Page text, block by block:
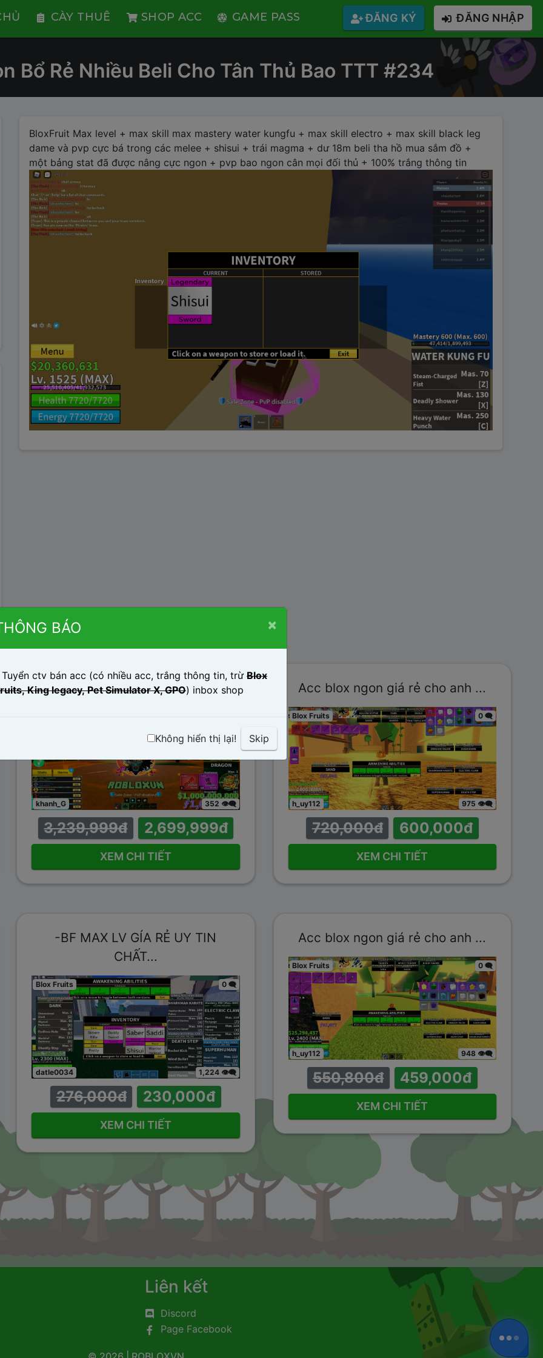
CÀY THUÊ SHOP ACC GAME PASS ĐĂNG KÝ ĐĂNG NHẬP
BÁO ×
ctv bán acc (có nhiều acc, trắng thông tin, trừ Blox
King legacy, Pet Simulator X, GPO) inbox shop
Không hiển thị lại! Skip
Bổ Rẻ Nhiều Beli Cho Tân Thủ Bao TTT #234
BloxFruit Max level + max skill max mastery water kungfu + max skill electro + max skill black leg
dame và pvp cực bá trong các melee + shisui + trái magma + dư 18m beli tha hồ mua sắm đồ +
một bảng stat đã được nâng cực ngon + pvp bao ngon cân mọi đối thủ + 100% trắng thông tin
DRAGON VV, 7V4 FG, 1 TỶ BELI,...
khanh_G 352 👁️‍🗨️
3,239,999đ 2,699,999đ
XEM CHI TIẾT
Acc blox ngon giá rẻ cho anh ...
Blox Fruits 0 🗨️
h_uy112 975 👁️‍🗨️
720,000đ 600,000đ
XEM CHI TIẾT
-BF MAX LV GÍA RẺ UY TIN
CHẤT...
Blox Fruits 0 🗨️
datle0034 1,224 👁️‍🗨️
276,000đ 230,000đ
XEM CHI TIẾT
Acc blox ngon giá rẻ cho anh ...
Blox Fruits 0 🗨️
h_uy112 948 👁️‍🗨️
550,800đ 459,000đ
XEM CHI TIẾT
Liên kết
Discord
Page Facebook